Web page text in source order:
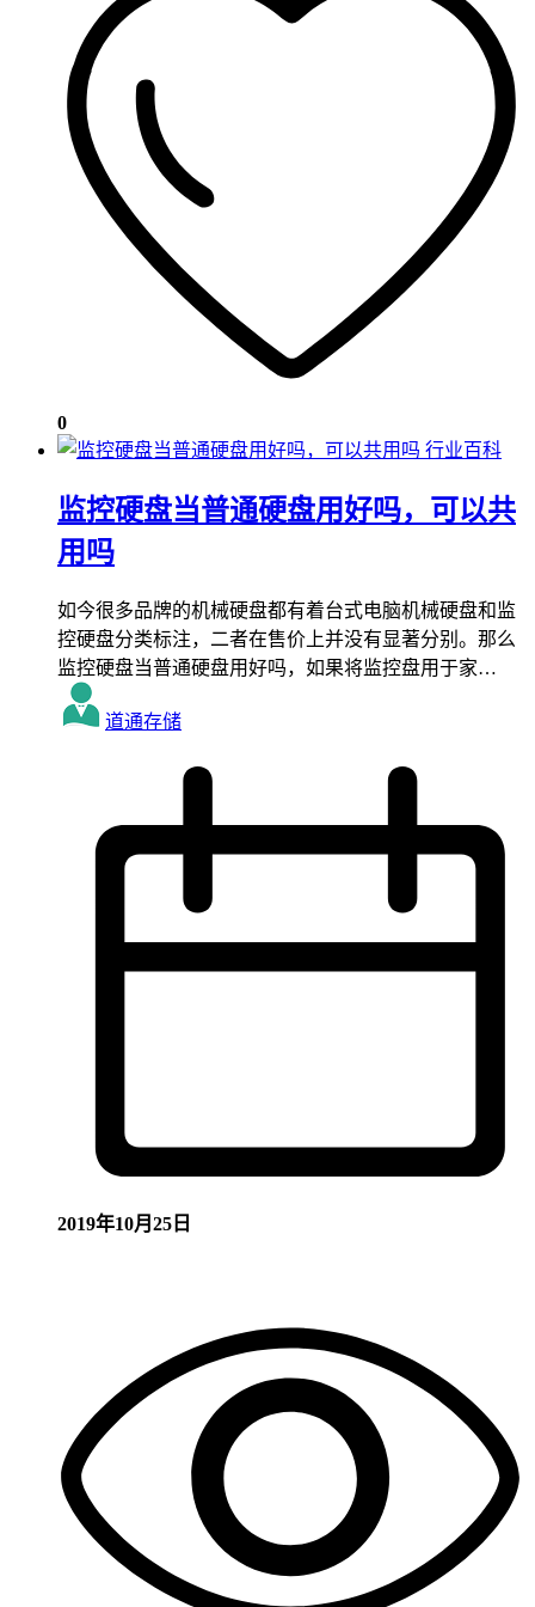
0
行业百科
监控硬盘当普通硬盘用好吗，可以共
用吗
如今很多品牌的机械硬盘都有着台式电脑机械硬盘和监
控硬盘分类标注，二者在售价上并没有显著分别。那么
监控硬盘当普通硬盘用好吗，如果将监控盘用于家…
道通存储
2019年10月25日